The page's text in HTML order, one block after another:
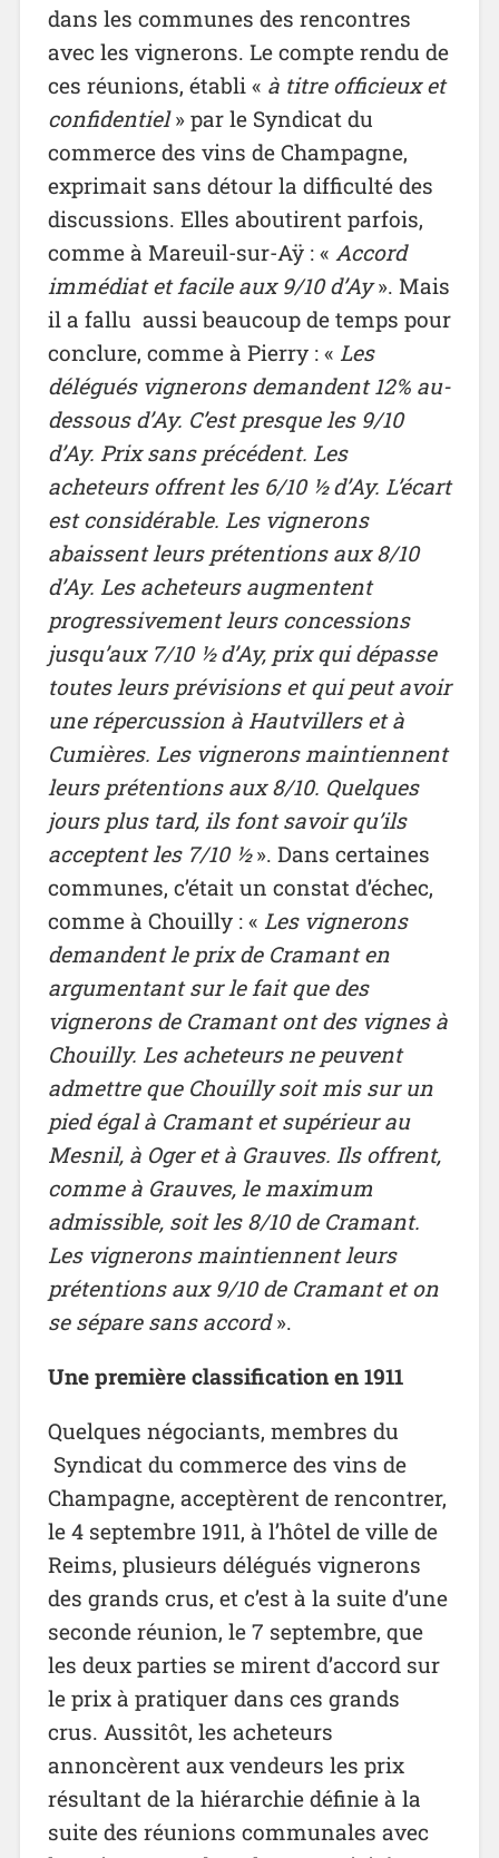
dans les communes des rencontres
avec les vignerons. Le compte rendu de
ces réunions, établi « à titre officieux et
confidentiel» par le Syndicat du
commerce des vins de Champagne,
exprimait sans détour la difficulté des
discussions. Elles aboutirent parfois,
comme à Mareuil-sur-Aÿ : « Accord
immédiat et facile aux 9/10 d’Ay». Mais
il a fallu aussi beaucoup de temps pour
conclure, comme à Pierry : « Les
délégués vignerons demandent 12% au-
dessous d’Ay. C’est presque les 9/10
d’Ay. Prix sans précédent. Les
acheteurs offrent les 6/10 ½ d’Ay. L’écart
est considérable. Les vignerons
abaissent leurs prétentions aux 8/10
d’Ay. Les acheteurs augmentent
progressivement leurs concessions
jusqu’aux 7/10 ½ d’Ay, prix qui dépasse
toutes leurs prévisions et qui peut avoir
une répercussion à Hautvillers et à
Cumières. Les vignerons maintiennent
leurs prétentions aux 8/10. Quelques
jours plus tard, ils font savoir qu’ils
acceptent les 7/10 ½». Dans certaines
communes, c’était un constat d’échec,
comme à Chouilly : « Les vignerons
demandent le prix de Cramant en
argumentant sur le fait que des
vignerons de Cramant ont des vignes à
Chouilly. Les acheteurs ne peuvent
admettre que Chouilly soit mis sur un
pied égal à Cramant et supérieur au
Mesnil, à Oger et à Grauves. Ils offrent,
comme à Grauves, le maximum
admissible, soit les 8/10 de Cramant.
Les vignerons maintiennent leurs
prétentions aux 9/10 de Cramant et on
se sépare sans accord».
Une première classification en 1911
Quelques négociants, membres du
Syndicat du commerce des vins de
Champagne, acceptèrent de rencontrer,
le 4 septembre 1911, à l’hôtel de ville de
Reims, plusieurs délégués vignerons
des grands crus, et c’est à la suite d’une
seconde réunion, le 7 septembre, que
les deux parties se mirent d’accord sur
le prix à pratiquer dans ces grands
crus. Aussitôt, les acheteurs
annoncèrent aux vendeurs les prix
résultant de la hiérarchie définie à la
suite des réunions communales avec